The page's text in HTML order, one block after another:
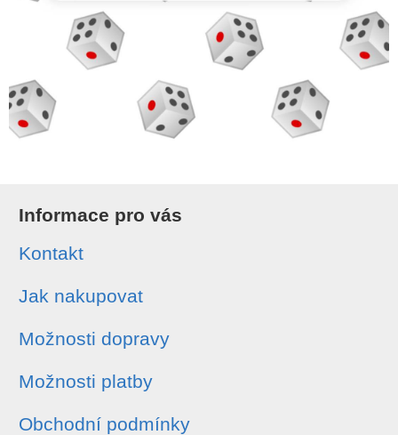
Informace pro vás
Kontakt
Jak nakupovat
Možnosti dopravy
Možnosti platby
Obchodní podmínky